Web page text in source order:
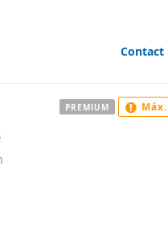
Contact
PREMIUM